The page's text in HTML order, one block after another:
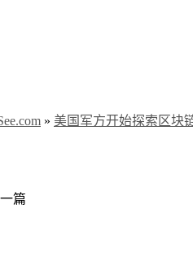
» 美国军方开始探索区块
篇